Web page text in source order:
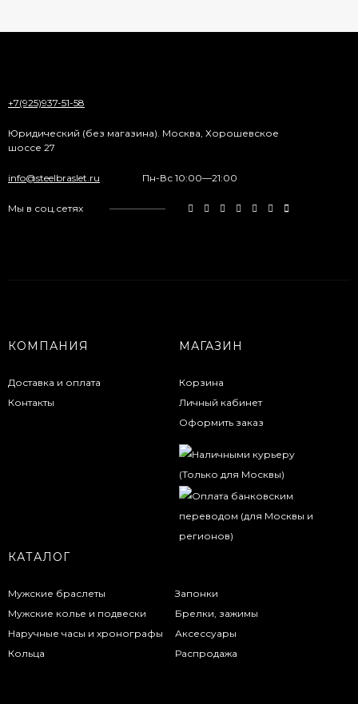
+7(925)937-51-58
Юридический (без магазина). Москва, Хорошевское
шоссе 27
info@steelbraslet.ru Пн-Вс 10:00—21:00
Мы в соц.сетях
КОМПАНИЯ
Доставка и оплата
Контакты
МАГАЗИН
Корзина
Личный кабинет
Оформить заказ
КАТАЛОГ
Мужские браслеты
Мужские колье и подвески
Наручные часы и хронографы
Кольца
Запонки
Брелки, зажимы
Аксессуары
Распродажа